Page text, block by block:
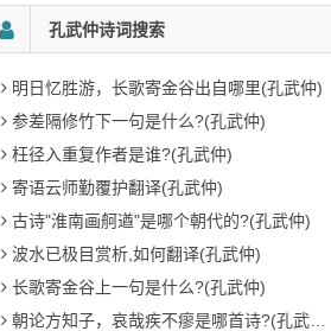
孔武仲诗词搜索
明日忆胜游，长歌寄金谷出自哪里(孔武仲)
参差隔修竹下一句是什么?(孔武仲)
枉径入重复作者是谁?(孔武仲)
寄语云师勤覆护翻译(孔武仲)
古诗"淮南画舸遒"是哪个朝代的?(孔武仲)
波水已极目赏析,如何翻译(孔武仲)
长歌寄金谷上一句是什么?(孔武仲)
朝论方知子，哀哉疾不瘳是哪首诗?(孔武仲)